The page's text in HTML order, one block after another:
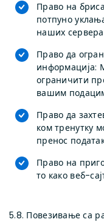
Право на
потпуно
наших
Право да
информација:
ограничити
вашим
Право да
ком тренутку
пренос
Право на
то како веб-
5.8. Повезивање са